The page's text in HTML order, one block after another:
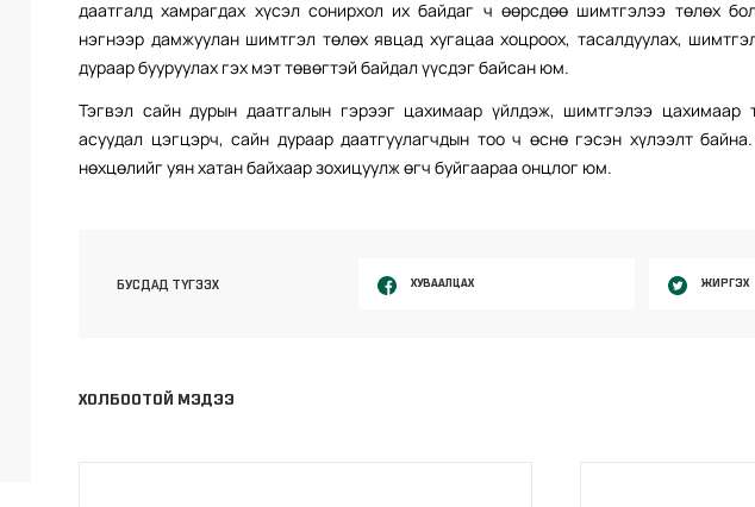
даатгалд хамрагдах хүсэл сонирхол их байдаг ч өөрсдөө шимтгэлээ төлөх
нэгнээр дамжуулан шимтгэл төлөх явцад хугацаа хоцроох, тасалдуулах,
дураар бууруулах гэх мэт төвөгтэй байдал үүсдэг байсан юм.
Тэгвэл сайн дурын даатгалын гэрээг цахимаар үйлдэж, шимтгэлээ цахимаар
асуудал цэгцэрч, сайн дураар даатгуулагчдын тоо ч өснө гэсэн хүлээлт
нөхцөлийг уян хатан байхаар зохицуулж өгч буйгаараа онцлог юм.
БУСДАД ТҮГЭЭХ ХУВААЛЦАХ ЖИРГЭХ
ХОЛБООТОЙ МЭДЭЭ